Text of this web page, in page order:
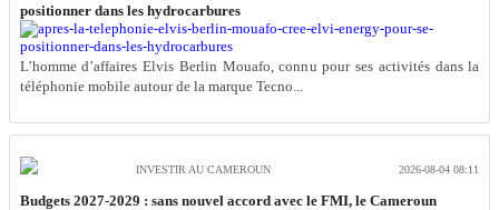
positionner dans les hydrocarbures
L’homme d’affaires Elvis Berlin Mouafo, connu pour ses activités dans la
téléphonie mobile autour de la marque Tecno...
INVESTIR AU CAMEROUN 2026-08-04 08:11
Budgets 2027-2029 : sans nouvel accord avec le FMI, le Cameroun